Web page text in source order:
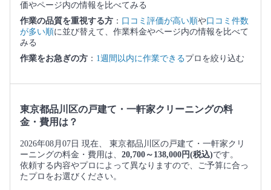
価やページ内の情報を比べてみる
作業の品質を重視する方 ： 口コミ評価が高い順や口コミ件数
が多い順に並び替えて、作業料金やページ内の情報を比べて
みる
作業をお急ぎの方 ： 1週間以内に作業できるプロを絞り込む
東京都品川区の戸建て・一軒家クリーニングの料
金・費用は？
2026年08月07日 現在、 東京都品川区の戸建て・一軒家クリ
ーニングの料金・費用は、 20,700～138,000円(税込)です。
依頼する内容やプロによって異なりますので、ご予算に合っ
たプロをお選びください。